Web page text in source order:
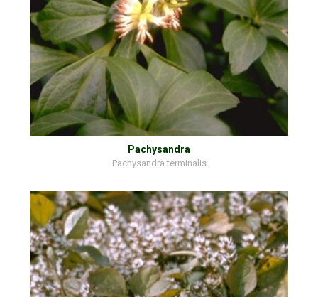
Pachysandra
Pachysandra terminalis